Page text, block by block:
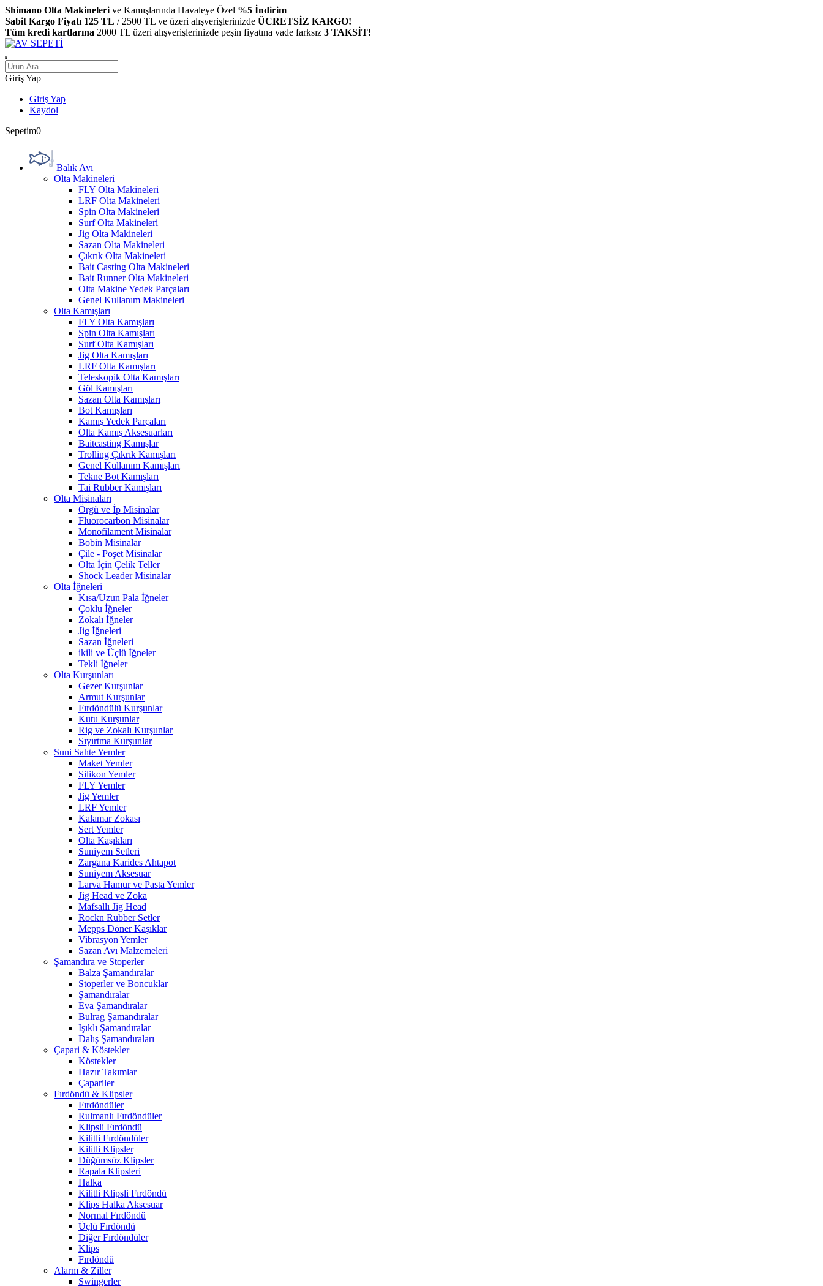
Shimano Olta Makineleri ve Kamışlarında Havaleye Özel %5 İndirim
Sabit Kargo Fiyatı 125 TL / 2500 TL ve üzeri alışverişlerinizde ÜCRETSİZ KARGO!
Tüm kredi kartlarına 2000 TL üzeri alışverişlerinizde peşin fiyatına vade farksız 3 TAKSİT!
Giriş Yap
Giriş Yap
Kaydol
Sepetim0
Balık Avı
Olta Makineleri
FLY Olta Makineleri
LRF Olta Makineleri
Spin Olta Makineleri
Surf Olta Makineleri
Jig Olta Makineleri
Sazan Olta Makineleri
Çıkrık Olta Makineleri
Bait Casting Olta Makineleri
Bait Runner Olta Makineleri
Olta Makine Yedek Parçaları
Genel Kullanım Makineleri
Olta Kamışları
FLY Olta Kamışları
Spin Olta Kamışları
Surf Olta Kamışları
Jig Olta Kamışları
LRF Olta Kamışları
Teleskopik Olta Kamışları
Göl Kamışları
Sazan Olta Kamışları
Bot Kamışları
Kamış Yedek Parçaları
Olta Kamış Aksesuarları
Baitcasting Kamışlar
Trolling Çıkrık Kamışları
Genel Kullanım Kamışları
Tekne Bot Kamışları
Tai Rubber Kamışları
Olta Misinaları
Örgü ve İp Misinalar
Fluorocarbon Misinalar
Monofilament Misinalar
Bobin Misinalar
Çile - Poşet Misinalar
Olta İçin Çelik Teller
Shock Leader Misinalar
Olta İğneleri
Kısa/Uzun Pala İğneler
Çoklu İğneler
Zokalı İğneler
Jig İğneleri
Sazan İğneleri
ikili ve Üçlü İğneler
Tekli İğneler
Olta Kurşunları
Gezer Kurşunlar
Armut Kurşunlar
Fırdöndülü Kurşunlar
Kutu Kurşunlar
Rig ve Zokalı Kurşunlar
Sıyırtma Kurşunlar
Suni Sahte Yemler
Maket Yemler
Silikon Yemler
FLY Yemler
Jig Yemler
LRF Yemler
Kalamar Zokası
Sert Yemler
Olta Kaşıkları
Suniyem Setleri
Zargana Karides Ahtapot
Suniyem Aksesuar
Larva Hamur ve Pasta Yemler
Jig Head ve Zoka
Mafsallı Jig Head
Rockn Rubber Setler
Mepps Döner Kaşıklar
Vibrasyon Yemler
Sazan Avı Malzemeleri
Şamandıra ve Stoperler
Balza Şamandıralar
Stoperler ve Boncuklar
Şamandıralar
Eva Şamandıralar
Bulrag Şamandıralar
Işıklı Şamandıralar
Dalış Şamandıraları
Çapari & Köstekler
Köstekler
Hazır Takımlar
Çapariler
Fırdöndü & Klipsler
Fırdöndüler
Rulmanlı Fırdöndüler
Klipsli Fırdöndü
Kilitli Fırdöndüler
Kilitli Klipsler
Düğümsüz Klipsler
Rapala Klipsleri
Halka
Kilitli Klipsli Fırdöndü
Klips Halka Aksesuar
Normal Fırdöndü
Üçlü Fırdöndü
Diğer Fırdöndüler
Klips
Fırdöndü
Alarm & Ziller
Swingerler